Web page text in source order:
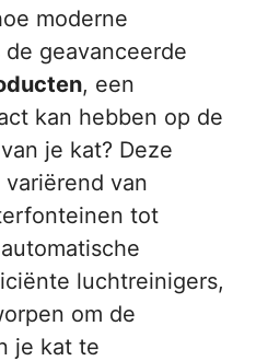
moderne
geavanceerde
, een
kan hebben op de
je kat? Deze
van
tot
luchtreinigers,
om de
je kat te